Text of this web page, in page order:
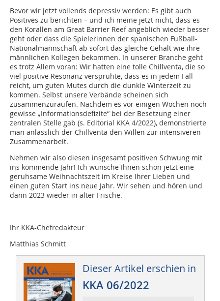
Bevor wir jetzt vollends depressiv werden: Es gibt auch
Positives zu berichten – und ich meine jetzt nicht, dass es
den Korallen am Great Barrier Reef angeblich wieder besser
geht oder dass die Spielerinnen der spanischen Fußball-
Nationalmannschaft ab sofort das gleiche Gehalt wie ihre
männlichen Kollegen bekommen. In unserer Branche geht
es trotz Allem voran: Wir hatten eine tolle Chillventa, die so
viel positive Resonanz versprühte, dass es in jedem Fall
reicht, um guten Mutes durch die dunkle Winterzeit zu
kommen. Selbst unsere Verbände scheinen sich
zusammenzuraufen. Nachdem es vor einigen Wochen noch
gewisse „Informationsdefizite“ bei der Besetzung einer
zentralen Stelle gab (s. Editorial KKA 4/2022), demonstrierte
man anlässlich der Chillventa den Willen zur intensiveren
Zusammenarbeit.
Nehmen wir also diesen insgesamt positiven Schwung mit
ins kommende Jahr! Ich wünsche Ihnen schon jetzt eine
geruhsame Weihnachtszeit im Kreise Ihrer Lieben und
einen guten Start ins neue Jahr. Wir sehen und hören und
dann 2023 wieder in alter Frische.
Ihr KKA-Chefredakteur
Matthias Schmitt
Dieser Artikel erschien in
KKA 06/2022